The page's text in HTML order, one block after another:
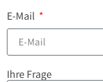
E-Mail
Ihre Frage